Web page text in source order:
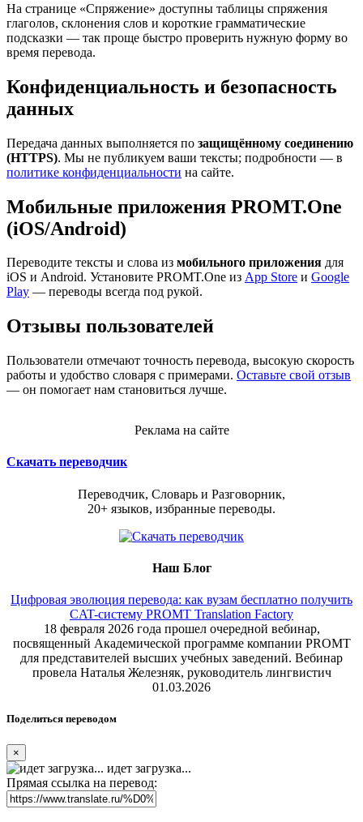
На странице «Спряжение» доступны таблицы спряжения
глаголов, склонения слов и короткие грамматические
подсказки — так проще быстро проверить нужную форму во
время перевода.
Конфиденциальность и безопасность
данных
Передача данных выполняется по защищённому соединению
(HTTPS). Мы не публикуем ваши тексты; подробности — в
политике конфиденциальности на сайте.
Мобильные приложения PROMT.One
(iOS/Android)
Переводите тексты и слова из мобильного приложения для
iOS и Android. Установите PROMT.One из App Store и Google
Play — переводы всегда под рукой.
Отзывы пользователей
Пользователи отмечают точность перевода, высокую скорость
работы и удобство словаря с примерами. Оставьте свой отзыв
— он помогает нам становиться лучше.
Реклама на сайте
Скачать переводчик
Переводчик, Словарь и Разговорник,
20+ языков, избранные переводы.
Наш Блог
Цифровая эволюция перевода: как вузам бесплатно получить
CAT-систему PROMT Translation Factory
18 февраля 2026 года прошел очередной вебинар,
посвященный Академической программе компании PROMT
для представителей высших учебных заведений. Вебинар
провела Наталья Железняк, руководитель лингвистич
01.03.2026
Поделиться переводом
×
идет загрузка...
Прямая ссылка на перевод: